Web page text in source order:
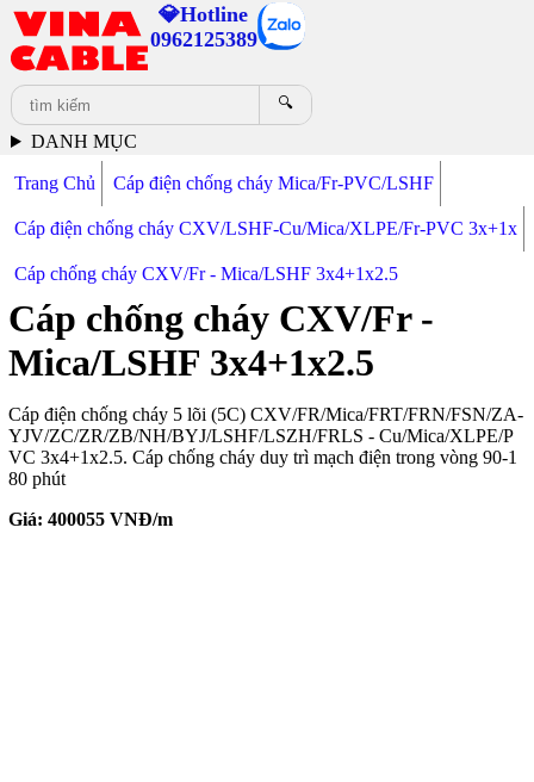
💎Hotline
0962125389
🔍
DANH MỤC
Trang Chủ Cáp điện chống cháy Mica/Fr-PVC/LSHF
Cáp điện chống cháy CXV/LSHF-Cu/Mica/XLPE/Fr-PVC 3x+1x
Cáp chống cháy CXV/Fr - Mica/LSHF 3x4+1x2.5
Cáp chống cháy CXV/Fr -
Mica/LSHF 3x4+1x2.5
Cáp điện chống cháy 5 lõi (5C) CXV/FR/Mica/FRT/FRN/FSN/ZA-
YJV/ZC/ZR/ZB/NH/BYJ/LSHF/LSZH/FRLS - Cu/Mica/XLPE/P
VC 3x4+1x2.5. Cáp chống cháy duy trì mạch điện trong vòng 90-1
80 phút
Giá: 400055VNĐ/m